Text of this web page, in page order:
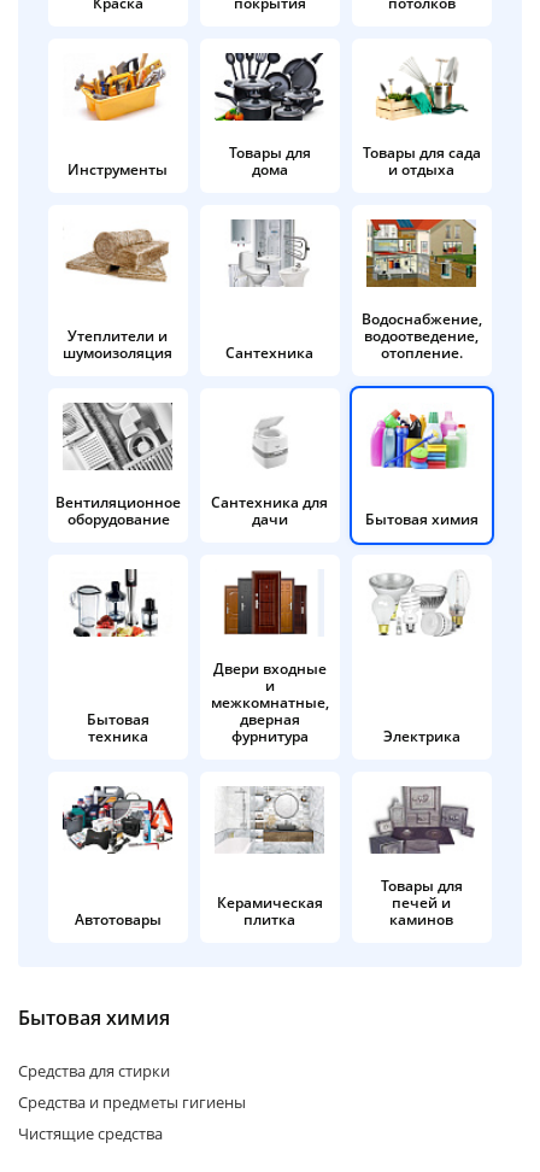
Инструменты
Товары для
дома
Товары для сада
и отдыха
Утеплители и
шумоизоляция
Сантехника
Водоснабжение,
водоотведение,
отопление.
Вентиляционное
оборудование
Сантехника для
дачи
Бытовая химия
Бытовая
техника
Двери входные
и
межкомнатные,
дверная
фурнитура
Электрика
Автотовары
Керамическая
плитка
Товары для
печей и
каминов
Бытовая химия
Средства для стирки
Средства и предметы гигиены
Чистящие средства
в корзину
Оплачивайте сегодня только
25% картой любого банка
Получайте товар
выбранный способом
Оставшиеся
% будут
по25%каждые 2 недели
Подробнее
об оплате Плайтом
раз в 2
недели
Остались вопросы?
8 800 302-02-51
plait.ru